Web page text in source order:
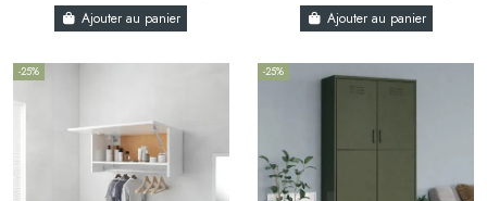
Ajouter au panier Ajouter au panier
-25% -25%